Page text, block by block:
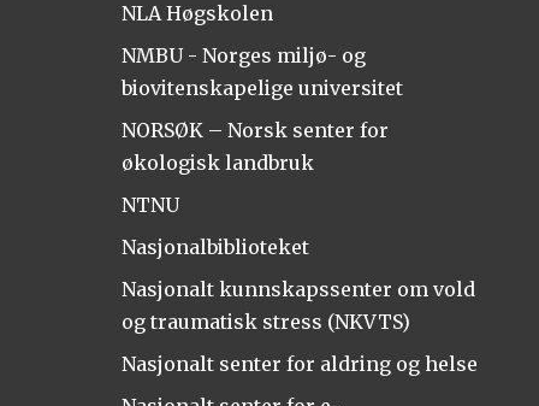
NLA Høgskolen
NMBU - Norges miljø- og
biovitenskapelige universitet
NORSØK – Norsk senter for
økologisk landbruk
NTNU
Nasjonalbiblioteket
Nasjonalt kunnskapssenter om vold
og traumatisk stress (NKVTS)
Nasjonalt senter for aldring og helse